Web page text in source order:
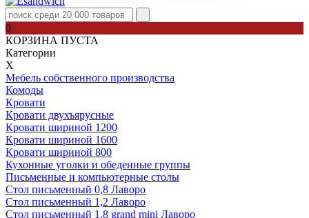
0
КОРЗИНА ПУСТА
Категории
Х
Мебель собственного производства
Комоды
Кровати
Кровати двухъярусные
Кровати шириной 1200
Кровати шириной 1600
Кровати шириной 800
Кухонные уголки и обеденные группы
Письменные и компьютерные столы
Стол письменный 0,8 Лаворо
Стол письменный 1,2 Лаворо
Стол письменный 1,8 grand mini Лаворо